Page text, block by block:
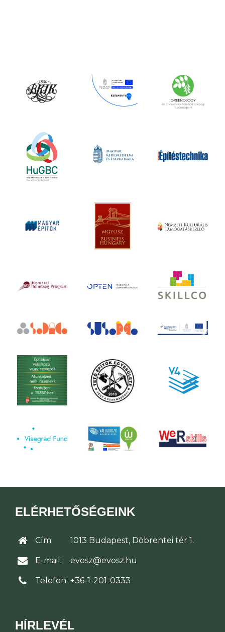
ELÉRHETŐSÉGEINK
Cím: 1013 Budapest, Döbrentei tér 1.
E-mail: evosz@evosz.hu
Telefon: +36-1-201-0333
HÍRLEVÉL